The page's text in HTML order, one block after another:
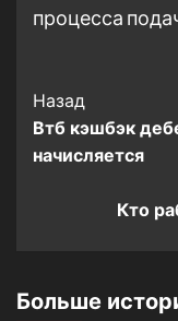
процесса
Post
Назад
Втб кэшбэк
начисляется
Кто
Больше